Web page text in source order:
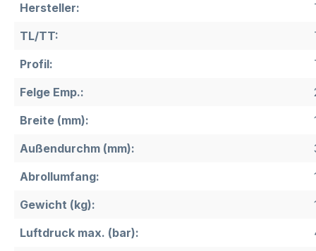
Hersteller:
TL/TT:
Profil:
Felge Emp.:
Breite (mm):
Außendurchm (mm):
Abrollumfang:
Gewicht (kg):
Luftdruck max. (bar):